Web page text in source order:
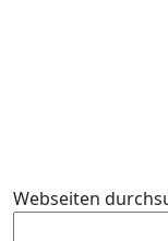
Webseiten